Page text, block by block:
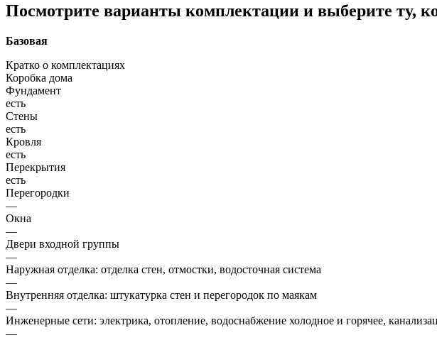
Посмотрите варианты комплектации и выберите ту,
Базовая
Кратко о комплектациях
Коробка дома
Фундамент
есть
Стены
есть
Кровля
есть
Перекрытия
есть
Перегородки
—
Окна
—
Двери входной группы
—
Наружная отделка: отделка стен, отмостки, водосточная система
—
Внутренняя отделка: штукатурка стен и перегородок по маякам
—
Инженерные сети: электрика, отопление, водоснабжение холодное и горячее,
—